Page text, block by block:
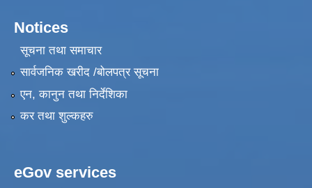
Notices
सूचना तथा समाचार
सार्वजनिक खरीद /बोलपत्र सूचना
एन, कानुन तथा निर्देशिका
कर तथा शुल्कहरु
eGov services